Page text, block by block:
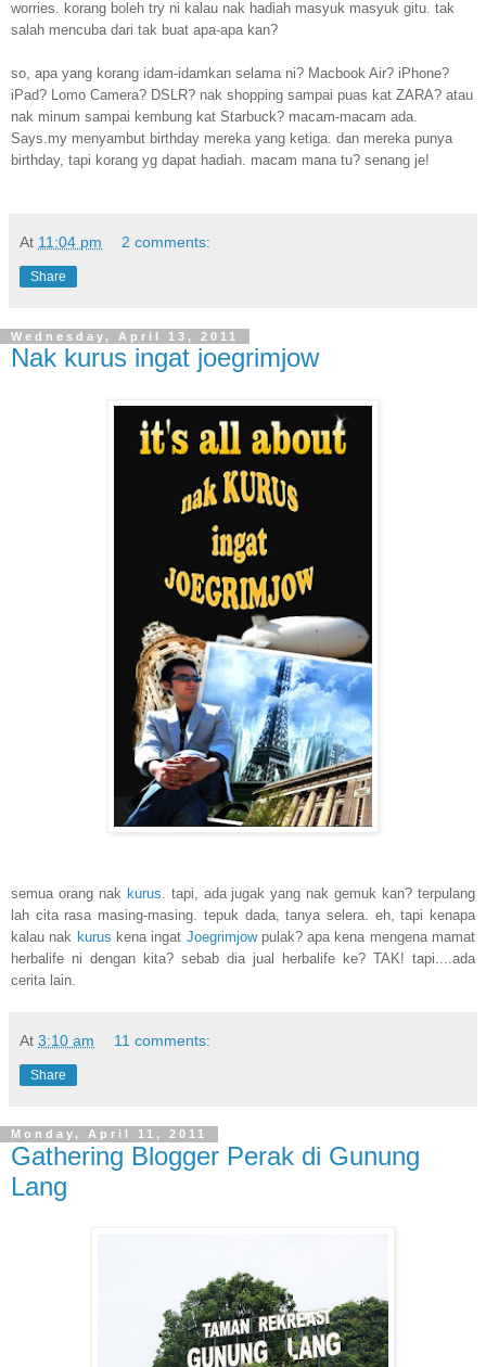
worries. korang boleh try ni kalau nak hadiah masyuk masyuk gitu. tak
salah mencuba dari tak buat apa-apa kan?
so, apa yang korang idam-idamkan selama ni? Macbook Air? iPhone?
iPad? Lomo Camera? DSLR? nak shopping sampai puas kat ZARA? atau
nak minum sampai kembung kat Starbuck? macam-macam ada.
Says.my menyambut birthday mereka yang ketiga. dan mereka punya
birthday, tapi korang yg dapat hadiah. macam mana tu? senang je!
At 11:04 pm 2 comments:
Share
Wednesday, April 13, 2011
Nak kurus ingat joegrimjow
semua orang nak kurus . tapi, ada jugak yang nak gemuk kan? terpulang
lah cita rasa masing-masing. tepuk dada, tanya selera. eh, tapi kenapa
kalau nak kurus kena ingat Joegrimjowpulak? apa kena mengena mamat
herbalife ni dengan kita? sebab dia jual herbalife ke? TAK! tapi....ada
cerita lain.
At 3:10 am 11 comments:
Share
Monday, April 11, 2011
Gathering Blogger Perak di Gunung
Lang